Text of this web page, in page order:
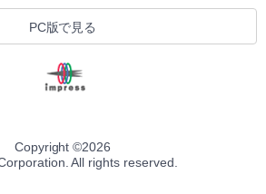
PC版で見る
Copyright ©2026
All rights reserved.